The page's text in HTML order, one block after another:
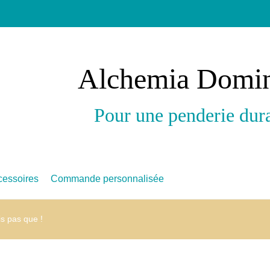
Alchemia
Pour une penderie
Commande personnalisée
pas que !